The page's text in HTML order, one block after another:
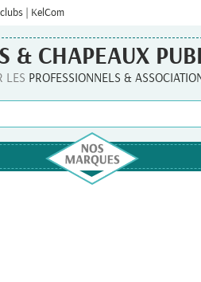
| KelCom
& CHAPEAUX
LES PROFESSIONNELS &